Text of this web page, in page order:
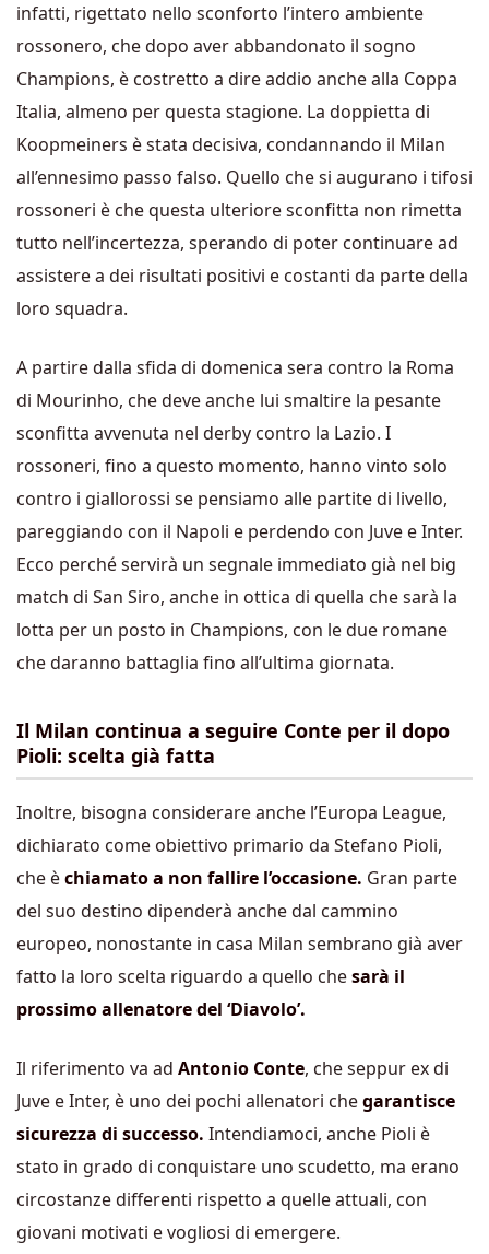
infatti, rigettato nello sconforto l’intero ambiente
rossonero, che dopo aver abbandonato il sogno
Champions, è costretto a dire addio anche alla Coppa
Italia, almeno per questa stagione. La doppietta di
Koopmeiners è stata decisiva, condannando il Milan
all’ennesimo passo falso. Quello che si augurano i tifosi
rossoneri è che questa ulteriore sconfitta non rimetta
tutto nell’incertezza, sperando di poter continuare ad
assistere a dei risultati positivi e costanti da parte della
loro squadra.
A partire dalla sfida di domenica sera contro la Roma
di Mourinho, che deve anche lui smaltire la pesante
sconfitta avvenuta nel derby contro la Lazio. I
rossoneri, fino a questo momento, hanno vinto solo
contro i giallorossi se pensiamo alle partite di livello,
pareggiando con il Napoli e perdendo con Juve e Inter.
Ecco perché servirà un segnale immediato già nel big
match di San Siro, anche in ottica di quella che sarà la
lotta per un posto in Champions, con le due romane
che daranno battaglia fino all’ultima giornata.
Il Milan continua a seguire Conte per il dopo
Pioli: scelta già fatta
Inoltre, bisogna considerare anche l’Europa League,
dichiarato come obiettivo primario da Stefano Pioli,
che èchiamato a non fallire l’occasione. Gran parte
del suo destino dipenderà anche dal cammino
europeo, nonostante in casa Milan sembrano già aver
fatto la loro scelta riguardo a quello chesarà il
prossimo allenatore del ‘Diavolo’.
Il riferimento va ad Antonio Conte, che seppur ex di
Juve e Inter, è uno dei pochi allenatori chegarantisce
sicurezza di successo. Intendiamoci, anche Pioli è
stato in grado di conquistare uno scudetto, ma erano
circostanze differenti rispetto a quelle attuali, con
giovani motivati e vogliosi di emergere.